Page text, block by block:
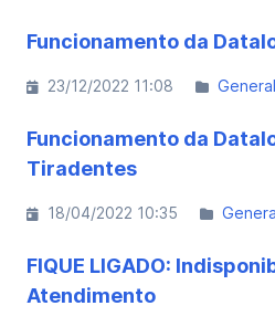
Funcionamento da
23/12/2022 11:08 General
Funcionamento da
Tiradentes
18/04/2022 10:35
FIQUE LIGADO:
Atendimento